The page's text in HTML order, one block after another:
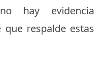
hay evidencia
que respalde estas